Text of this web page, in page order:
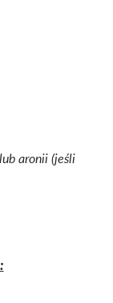
aronii (jeśli